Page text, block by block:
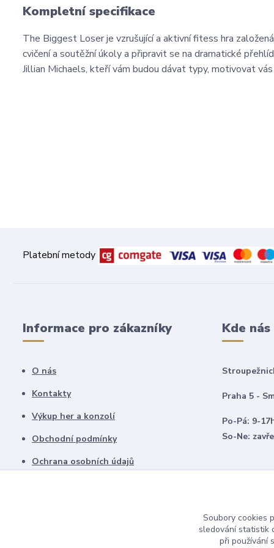
Kompletní specifikace
The Biggest Loser je vzrušující a aktivní fitess hra
cvičení a soutěžní úkoly a připravit se na dramatické
Jillian Michaels, kteří vám budou dávat typy, motivovat
Platební metody
Informace pro zákazníky
O nás
Kontakty
Výkup her a konzolí
Obchodní podmínky
Ochrana osobních údajů
Kde
Praha 5 -
Po-Pá: 9-
So-Ne:
Soubory cookies
sledování statistik
při používání